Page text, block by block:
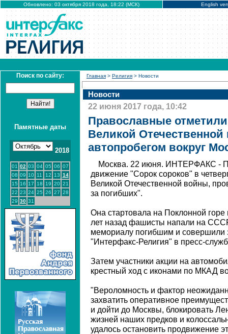
Обновлено: 03 октября 2018 года, 18:22 (МСК) English
Поиск по сайту:
Памятные даты
2018
01 02 03 04 05 06 07
08 09 10 11 12 13 14
15 16 17 18 19 20 21
22 23 24 25 26 27 28
29 30 31
Главная > Религия > Новости
Новости
22 июня 2017 года, 10:42
Православные
Великой
автопробегом вокруг
Москва. 22 июня. ИНТЕРФАКС -
движение "Сорок сороков" в
Великой Отечественной войны,
за погибших".
Она стартовала на Поклонной горе
лет назад фашисты напали на
мемориалу погибшим и совершили
"Интерфакс-Религия" в пресс-
Затем участники акции на
крестный ход с иконами по МКАД
"Вероломность и фактор
захватить оперативное
и дойти до Москвы, блокировать
жизней наших предков и
удалось остановить продвижение